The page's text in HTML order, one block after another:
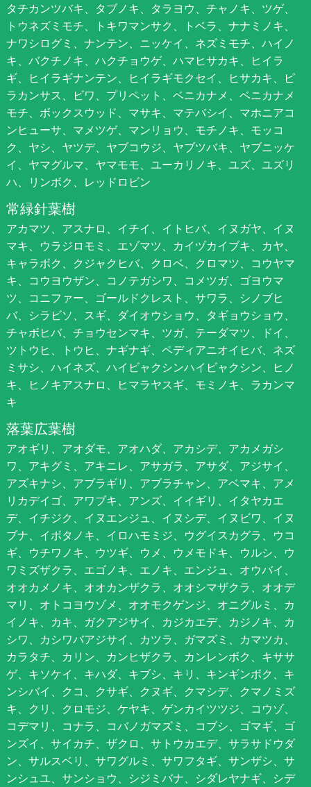
タチカンツバキ、タブノキ、タラヨウ、チャノキ、ツゲ、
トウネズミモチ、トキワマンサク、トベラ、ナナミノキ、
ナワシログミ、ナンテン、ニッケイ、ネズミモチ、ハイノ
キ、バクチノキ、ハクチョウゲ、ハマヒサカキ、ヒイラ
ギ、ヒイラギナンテン、ヒイラギモクセイ、ヒサカキ、ピ
ラカンサス、ビワ、プリペット、ベニカナメ、ベニカナメ
モチ、ボックスウッド、マサキ、マテバシイ、マホニアコ
ンヒューサ、マメツゲ、マンリョウ、モチノキ、モッコ
ク、ヤシ、ヤツデ、ヤブコウジ、ヤブツバキ、ヤブニッケ
イ、ヤマグルマ、ヤマモモ、ユーカリノキ、ユズ、ユズリ
ハ、リンボク、レッドロビン
常緑針葉樹
アカマツ、アスナロ、イチイ、イトヒバ、イヌガヤ、イヌ
マキ、ウラジロモミ、エゾマツ、カイヅカイブキ、カヤ、
キャラボク、クジャクヒバ、クロベ、クロマツ、コウヤマ
キ、コウヨウザン、コノテガシワ、コメツガ、ゴヨウマ
ツ、コニファー、ゴールドクレスト、サワラ、シノブヒ
バ、シラビソ、スギ、ダイオウショウ、タギョウショウ、
チャボヒバ、チョウセンマキ、ツガ、テーダマツ、ドイ、
ツトウヒ、トウヒ、ナギナギ、ペディアニオイヒバ、ネズ
ミサシ、ハイネズ、ハイビャクシンハイビャクシン、ヒノ
キ、ヒノキアスナロ、ヒマラヤスギ、モミノキ、ラカンマ
キ
落葉広葉樹
アオギリ、アオダモ、アオハダ、アカシデ、アカメガシ
ワ、アキグミ、アキニレ、アサガラ、アサダ、アジサイ、
アズキナシ、アブラギリ、アブラチャン、アベマキ、アメ
リカデイゴ、アワブキ、アンズ、イイギリ、イタヤカエ
デ、イチジク、イヌエンジュ、イヌシデ、イヌビワ、イヌ
ブナ、イボタノキ、イロハモミジ、ウグイスカグラ、ウコ
ギ、ウチワノキ、ウツギ、ウメ、ウメモドキ、ウルシ、ウ
ワミズザクラ、エゴノキ、エノキ、エンジュ、オウバイ、
オオカメノキ、オオカンザクラ、オオシマザクラ、オオデ
マリ、オトコヨウゾメ、オオモクゲンジ、オニグルミ、カ
イノキ、カキ、ガクアジサイ、カジカエデ、カジノキ、カ
シワ、カシワバアジサイ、カツラ、ガマズミ、カマツカ、
カラタチ、カリン、カンヒザクラ、カンレンボク、キササ
ゲ、キソケイ、キハダ、キブシ、キリ、キンギンボク、キ
ンシバイ、クコ、クサギ、クヌギ、クマシデ、クマノミズ
キ、クリ、クロモジ、ケヤキ、ゲンカイツツジ、コウゾ、
コデマリ、コナラ、コバノガマズミ、コブシ、ゴマギ、ゴ
ンズイ、サイカチ、ザクロ、サトウカエデ、サラサドウダ
ン、サルスベリ、サワグルミ、サワフタギ、サンザシ、サ
ンシュユ、サンショウ、シジミバナ、シダレヤナギ、シデ